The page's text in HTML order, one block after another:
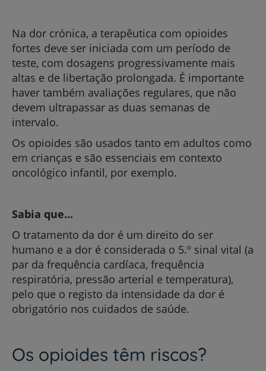
Na dor crónica, a terapêutica com opioides
fortes deve ser iniciada com um período de
teste, com dosagens progressivamente mais
altas e de libertação prolongada. É importante
haver também avaliações regulares, que não
devem ultrapassar as duas semanas de
intervalo.
Os opioides são usados tanto em adultos como
em crianças e são essenciais em contexto
oncológico infantil, por exemplo.
Sabia que...
O tratamento da dor é um direito do ser
humano e a dor é considerada o 5.º sinal vital (a
par da frequência cardíaca, frequência
respiratória, pressão arterial e temperatura),
pelo que o registo da intensidade da dor é
obrigatório nos cuidados de saúde.
Os opioides têm riscos?